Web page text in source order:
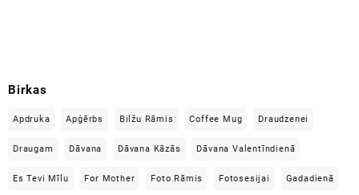
Birkas
Apdruka Apģērbs Bilžu Rāmis Coffee Mug Draudzenei
Draugam Dāvana Dāvana Kāzās Dāvana Valentīndienā
Es Tevi Mīlu For Mother Foto Rāmis Fotosesijai Gadadienā